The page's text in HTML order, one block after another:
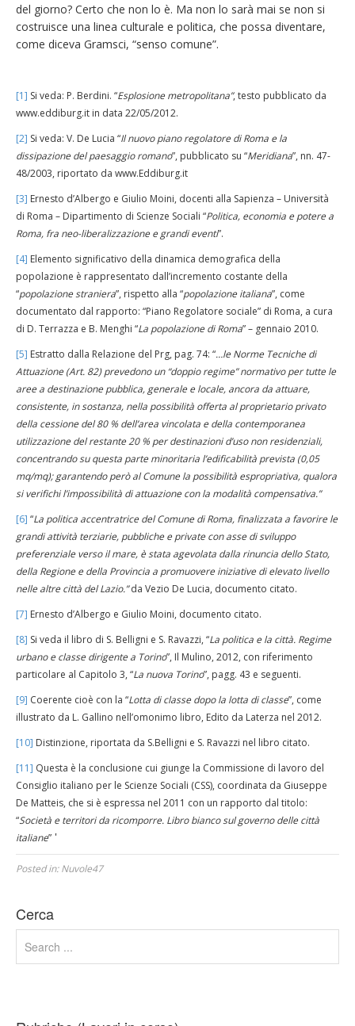
del giorno? Certo che non lo è. Ma non lo sarà mai se non si
costruisce una linea culturale e politica, che possa diventare,
come diceva Gramsci, “senso comune”.
[1] Si veda: P. Berdini. “Esplosione metropolitana”, testo pubblicato da
www.eddiburg.it in data 22/05/2012.
[2] Si veda: V. De Lucia “Il nuovo piano regolatore di Roma e la
dissipazione del paesaggio romano”, pubblicato su “Meridiana”, nn. 47-
48/2003, riportato da www.Eddiburg.it
[3] Ernesto d’Albergo e Giulio Moini, docenti alla Sapienza – Università
di Roma – Dipartimento di Scienze Sociali “Politica, economia e potere a
Roma, fra neo-liberalizzazione e grandi eventi”.
[4] Elemento significativo della dinamica demografica della
popolazione è rappresentato dall’incremento costante della
“popolazione straniera”, rispetto alla “popolazione italiana”, come
documentato dal rapporto: “Piano Regolatore sociale” di Roma, a cura
di D. Terrazza e B. Menghi “La popolazione di Roma” – gennaio 2010.
[5] Estratto dalla Relazione del Prg, pag. 74: “…le Norme Tecniche di
Attuazione (Art. 82) prevedono un “doppio regime” normativo per tutte le
aree a destinazione pubblica, generale e locale, ancora da attuare,
consistente, in sostanza, nella possibilità offerta al proprietario privato
della cessione del 80 % dell’area vincolata e della contemporanea
utilizzazione del restante 20 % per destinazioni d’uso non residenziali,
concentrando su questa parte minoritaria l’edificabilità prevista (0,05
mq/mq); garantendo però al Comune la possibilità espropriativa, qualora
si verifichi l’impossibilità di attuazione con la modalità compensativa.”
[6] “La politica accentratrice del Comune di Roma, finalizzata a favorire le
grandi attività terziarie, pubbliche e private con asse di sviluppo
preferenziale verso il mare, è stata agevolata dalla rinuncia dello Stato,
della Regione e della Provincia a promuovere iniziative di elevato livello
nelle altre città del Lazio.”da Vezio De Lucia, documento citato.
[7] Ernesto d’Albergo e Giulio Moini, documento citato.
[8] Si veda il libro di S. Belligni e S. Ravazzi, “La politica e la città. Regime
urbano e classe dirigente a Torino”, Il Mulino, 2012, con riferimento
particolare al Capitolo 3, “La nuova Torino”, pagg. 43 e seguenti.
[9] Coerente cioè con la “Lotta di classe dopo la lotta di classe”, come
illustrato da L. Gallino nell’omonimo libro, Edito da Laterza nel 2012.
[10] Distinzione, riportata da S.Belligni e S. Ravazzi nel libro citato.
[11] Questa è la conclusione cui giunge la Commissione di lavoro del
Consiglio italiano per le Scienze Sociali (CSS), coordinata da Giuseppe
De Matteis, che si è espressa nel 2011 con un rapporto dal titolo:
“Società e territori da ricomporre. Libro bianco sul governo delle città
italiane” '
Posted in:Nuvole47
Cerca